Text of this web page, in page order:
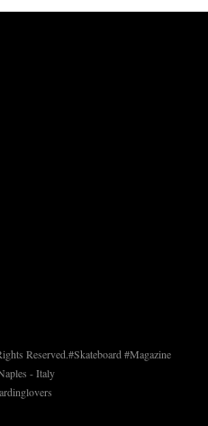
Reserved.#Skateboard #Magazine
- Italy